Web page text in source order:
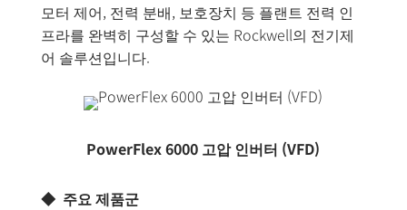
모터 제어, 전력 분배, 보호장치 등 플랜트 전력 인
프라를 완벽히 구성할 수 있는 Rockwell의 전기제
어 솔루션입니다.
PowerFlex 6000 고압 인버터 (VFD)
◆ 주요 제품군